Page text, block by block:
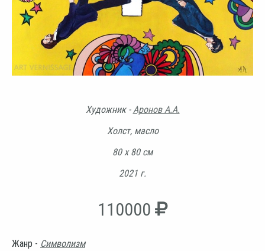
Художник - Аронов А.А.
Холст, масло
80 х 80 см
2021 г.
110000
Жанр - Символизм